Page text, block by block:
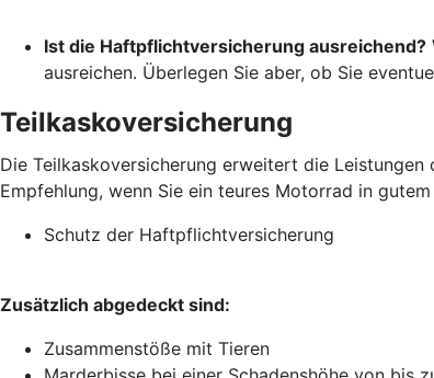
Ist die Haftpflichtversicherung ausreichend?
ausreichen. Überlegen Sie aber, ob Sie
Teilkaskoversicherung
Die Teilkaskoversicherung erweitert die
Empfehlung, wenn Sie ein teures Motorrad in
Schutz der Haftpflichtversicherung
Zusätzlich abgedeckt sind:
Zusammenstöße mit Tieren